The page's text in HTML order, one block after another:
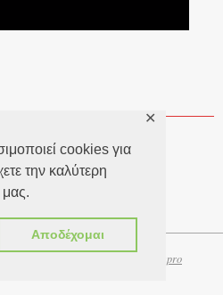
cookies για
την καλύτερη
μας.
Αποδέχομαι
✕
Websitepro